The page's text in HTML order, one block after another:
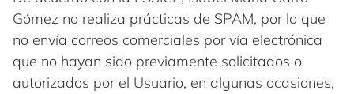
Gómez no realiza prácticas de SPAM, por lo que
no envía correos comerciales por vía electrónica
que no hayan sido previamente solicitados o
autorizados por el Usuario, en algunas ocasiones,